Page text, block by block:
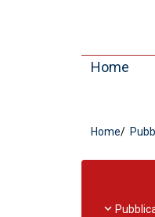
Home
Home
expand_more